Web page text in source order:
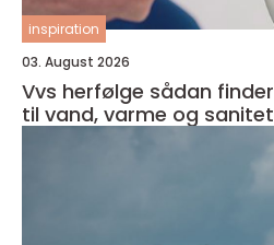
inspiration
03. August 2026
Vvs herfølge sådan finder du den rette hjælp
til vand, varme og sanitet